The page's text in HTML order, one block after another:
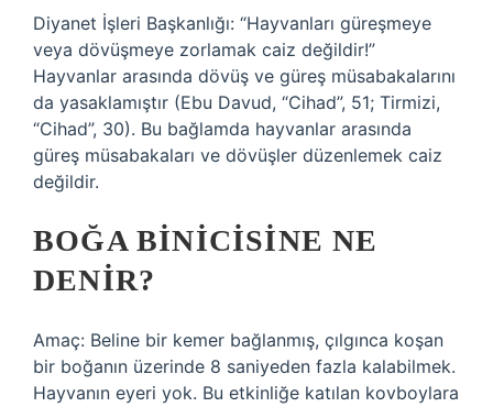
Diyanet İşleri Başkanlığı: “Hayvanları güreşmeye
veya dövüşmeye zorlamak caiz değildir!”
Hayvanlar arasında dövüş ve güreş müsabakalarını
da yasaklamıştır (Ebu Davud, “Cihad”, 51; Tirmizi,
“Cihad”, 30). Bu bağlamda hayvanlar arasında
güreş müsabakaları ve dövüşler düzenlemek caiz
değildir.
BOĞA BINICISINE NE
DENIR?
Amaç: Beline bir kemer bağlanmış, çılgınca koşan
bir boğanın üzerinde 8 saniyeden fazla kalabilmek.
Hayvanın eyeri yok. Bu etkinliğe katılan kovboylara